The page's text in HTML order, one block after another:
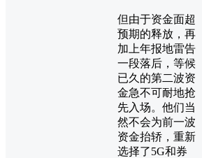
但由于资金面超
预期的释放，再
加上年报地雷告
一段落后，等候
已久的第二波资
金急不可耐地抢
先入场。他们当
然不会为前一波
资金抬轿，重新
选择了5G和券